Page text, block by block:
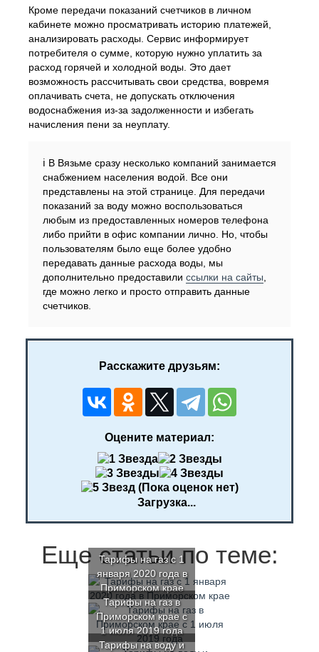
Кроме передачи показаний счетчиков в личном
кабинете можно просматривать историю платежей,
анализировать расходы. Сервис информирует
потребителя о сумме, которую нужно уплатить за
расход горячей и холодной воды. Это дает
возможность рассчитывать свои средства, вовремя
оплачивать счета, не допускать отключения
водоснабжения из-за задолженности и избегать
начисления пени за неуплату.
ℹ️ В Вязьме сразу несколько компаний занимается
снабжением населения водой. Все они
представлены на этой странице. Для передачи
показаний за воду можно воспользоваться
любым из предоставленных номеров телефона
либо прийти в офис компании лично. Но, чтобы
пользователям было еще более удобно
передавать данные расхода воды, мы
дополнительно предоставили ссылки на сайты
где можно легко и просто отправить данные
счетчиков.
Расскажите друзьям:
Оцените материал:
(Пока оценок нет)
Загрузка...
Еще статьи по теме:
Тарифы на газ с 1
января 2020 года в
Приморском крае
Тарифы на газ в
Приморском крае с
1 июля 2019 года
Тарифы на воду и